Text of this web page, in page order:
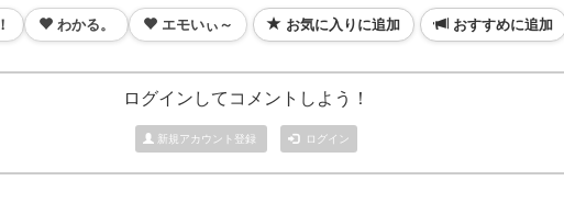
わかる。 エモいぃ～ お気に入りに追加 おすすめに追加
ログインしてコメントしよう！
新規アカウント登録 ログイン